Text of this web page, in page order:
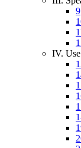
9
IV.